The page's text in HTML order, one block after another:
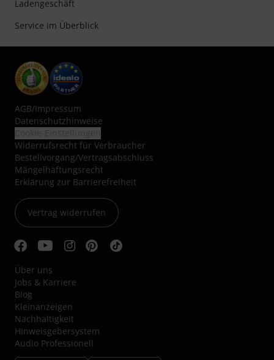
Ladengeschäft
Service im Überblick
AGB/Impressum
Datenschutzhinweise
Widerrufsrecht für Verbraucher
Bestellvorgang/Vertragsabschluss
Mängelhaftungsrecht
Erklärung zur Barrierefreiheit
Vertrag widerrufen
Über uns
Jobs & Karriere
Blog
Kleinanzeigen
Nachhaltigkeit
Hinweisgebersystem
Audio Professionell